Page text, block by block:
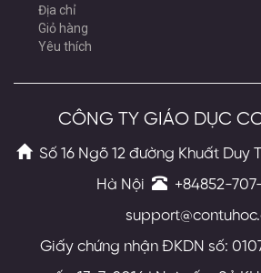
Địa chỉ
Giỏ hàng
Yêu thích
CÔNG TY GIÁO DỤC
Số 16 Ngõ 12 đường Khuất Duy
Hà Nội
+84852-
Giấy chứng nhận ĐKDN số: